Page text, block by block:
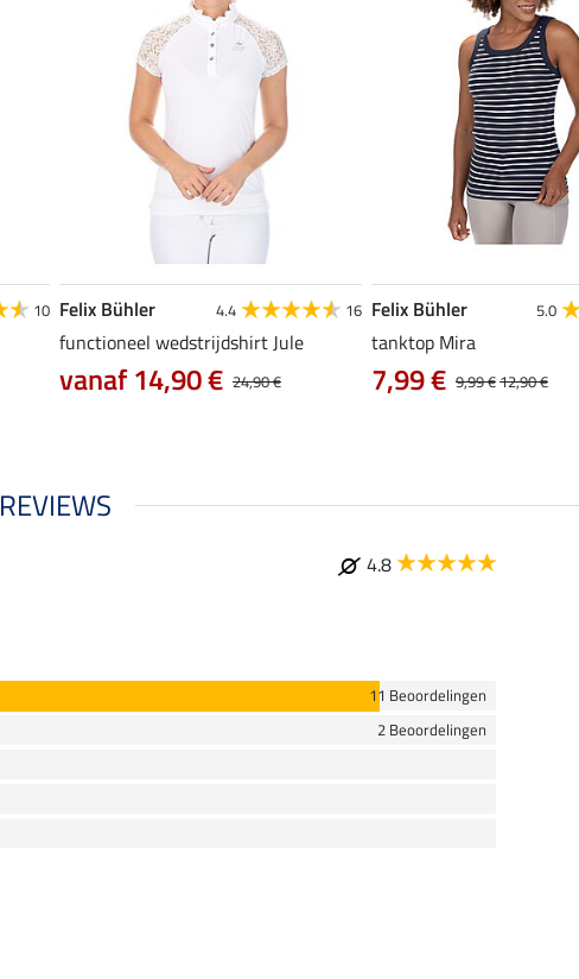
10 Felix Bühler 4.4 16
functioneel wedstrijdshirt Jule
24,90 €
vanaf 14,90 €
Felix Bühler 5.0
tanktop Mira
9,99 €12,90 €
7,99 €
REVIEWS
4.8
11 Beoordelingen
2 Beoordelingen